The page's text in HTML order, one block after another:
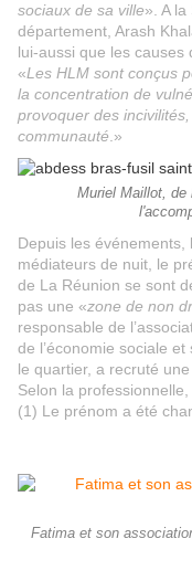
sociaux de sa ville». A
département, Arash
lui-aussi que les causes
«Les HLM sont conçus
la concentration de
provoquer des
communauté .»
Muriel Maillot, de
Depuis les
médiateurs de nuit, le
de La Réunion se sont
pas une «zone de non
responsable de
de l’économie sociale
le quartier, a recruté
Selon la professionnelle,
(1) Le prénom a été
Fatima et son